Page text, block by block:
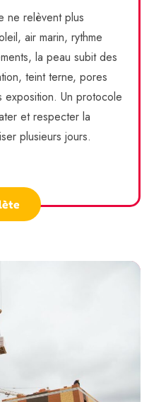
ne relèvent plus
air marin, rythme
la peau subit des
teint terne, pores
Un protocole
et respecter la
plusieurs jours.